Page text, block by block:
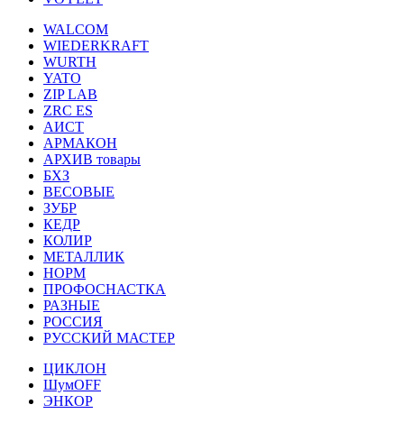
WALCOM
WIEDERKRAFT
WURTH
YATO
ZIP LAB
ZRC ES
АИСТ
АРМАКОН
АРХИВ товары
БХЗ
ВЕСОВЫЕ
ЗУБР
КЕДР
КОЛИР
МЕТАЛЛИК
НОРМ
ПРОФОСНАСТКА
РАЗНЫЕ
РОССИЯ
РУССКИЙ МАСТЕР
ЦИКЛОН
ШумOFF
ЭНКОР